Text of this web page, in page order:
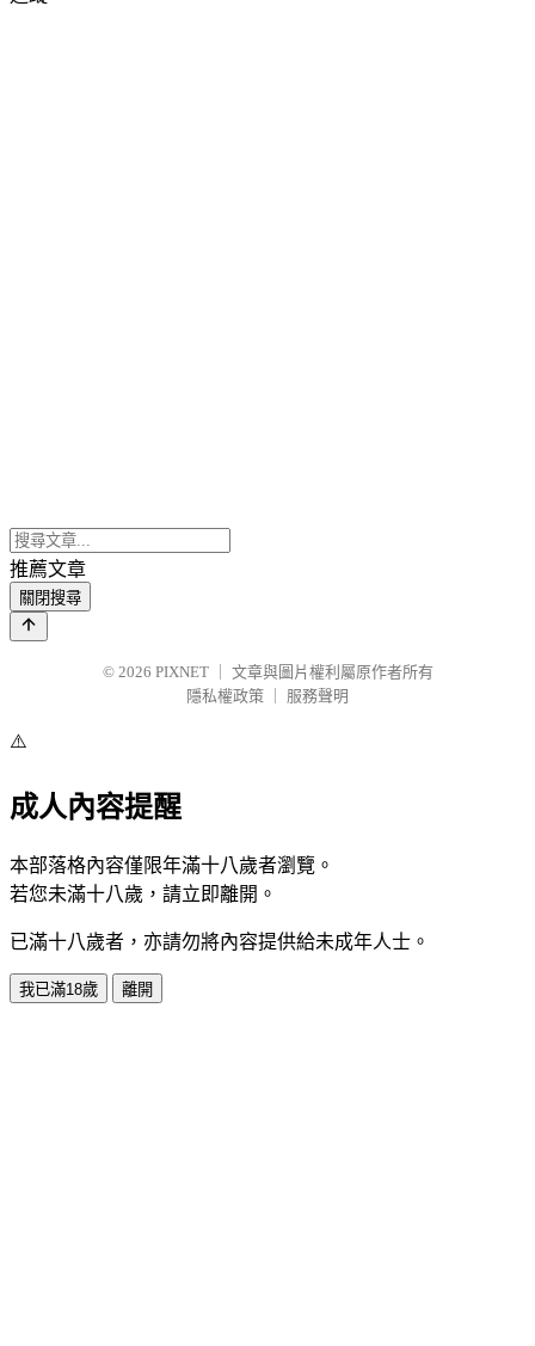
推薦文章
關閉搜尋
© 2026 PIXNET
文章與圖片權利屬原作者所有
隱私權政策
服務聲明
⚠️
成人內容提醒
本部落格內容僅限年滿十八歲者瀏覽。
若您未滿十八歲，請立即離開。
已滿十八歲者，亦請勿將內容提供給未成年人士。
我已滿18歲 離開